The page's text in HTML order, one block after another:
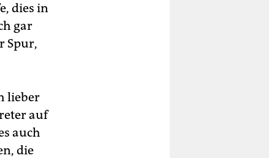
dies in
gar
Spur,
lieber
auf
auch
die